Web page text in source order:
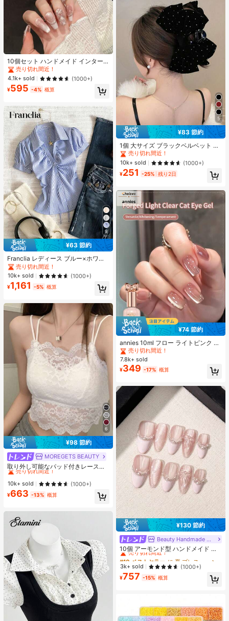
10個セット ハンドメイド インター
ネットセレブリティ優しいラインス
トーンラティスフレンチフォークフ
ァックスパールピンクキャットアイ
ボウ偽ネイル プレスオンネイル ネイ
ルサプライ ハンドメイドプレスオン
売り切れ間近！
4.1k+ sold
(1000+)
¥595 -4% 概算
9
¥63 節約
Franclia レディース ブルー×ホワイ
ト ストライプ ボタン付きシャーリン
グ Vネックシャツ 夏向け エフォート
レスシック ブラウス 通学・新学期向
け 春カジュアル
#1 ベストセラー
に ファブリック 柔らかなオフィスブラウス
売り切れ間近！
#1 ベストセラー
に ファブリック 柔らかなオフィスブラウス
売り切れ間近！
#1 ベストセラー
に ファブリック 柔らかなオフィスブラウス
売り切れ間近！
#1 ベストセラー
売り切れ間近！
10k+ sold (1000+)
¥1,161 -5% 概算
6
¥98 節約
MOREGETS BEAUTY
取り外し可能なパッド付きレースキ
ャミソール、多用途ノースリーブア
ンダーシャツ、女性向け、新学期、
クリスマス、春節、カジュアルホワ
イトサマー、シック&エレガント
#1 ベストセラー
モスク 女性用タンクトップ&キャミス
売り切れ間近！
#1 ベストセラー
売り切れ間近！
#1 ベストセラー
売り切れ間近！
#1 ベストセラー
10k+ sold (1000+)
¥663 -13% 概算
5
¥83 節約
1個 大サイズ ブラックベルベット リ
ボン ヘアクリップ クリスタルライン
ストーン装飾付き、エレガントな二
重レイヤー フロック加工リボン レデ
ィース用
#1 ベストセラー
ポリエステル 髪の爪
売り切れ間近！
#1 ベストセラー
ポリエステル 髪の爪
売り切れ間近！
#1 ベストセラー
ポリエステル 髪の爪
売り切れ間近！
#1 ベストセラー
ポリエステル 髪の爪
売り切れ間近！
10k+ sold (1000+)
¥251 -25% 残り2日
¥74 節約
annies 10ml フロー ライトピンク キ
ャットアイ ジェルネイルポリッシュ
ウルトラシャイン UVジェル ミラー
グラス キャットマグネットジェル ワ
ニス ネイルサプライ
#1 ベストセラー
に アニーズ ジェルネイルポリッシュ
売り切れ間近！
#1 ベストセラー
に アニーズ ジェルネイルポリッシュ
売り切れ間近！
#1 ベストセラー
に アニーズ ジェルネイルポリッシュ
売り切れ間近！
#1 ベストセラー
売り切れ間近！
7.8k+ sold
¥349 -17% 概算
¥130 節約
Beauty Handmade Nail
10個 アーモンド型 ハンドメイド ネ
イルステッカー、パーティーや日常
着用に適しています、ピンクシリー
ズ、リボンパターン、簡単に貼れま
す。10個 Y2Kスタイル ハンドメイド
ネイルステッカー、夏気分、女の子
品。ハンドメイド プレスオンネイル
#10 ベストセラー
に 夏 プレスオンネイル
売り切れ間近！
#10 ベストセラー
売り切れ間近！
#10 ベストセラー
売り切れ間近！
#10 ベストセラー
3k+ sold (1000+)
¥757 -15% 概算